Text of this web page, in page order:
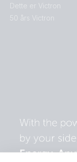
Dette er Victron
50 års Victron